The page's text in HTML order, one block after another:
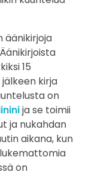
äänikirjoja
15
kirja
on
ja se toimii
ja nukahdan
aikana, kun
on